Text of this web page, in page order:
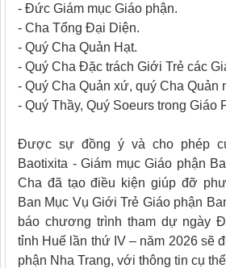
- Đức Giám mục Giáo phận.
- Cha Tổng Đại Diện.
- Quý Cha Quản Hạt.
- Quý Cha Đặc trách Giới Trẻ các
- Quý Cha Quản xứ, quý Cha Quản
- Quý Thầy, Quý Soeurs trong Giáo
Được sự đồng ý và cho phép
Baotixita - Giám mục Giáo phận
Cha đã tạo điều kiện giúp đỡ
Ban Mục Vụ Giới Trẻ Giáo phận
báo chương trình tham dự ngày
tỉnh Huế lần thứ IV – năm 2026 sẽ
phận Nha Trang, với thông tin cụ